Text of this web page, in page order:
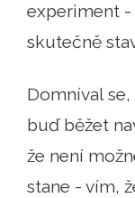
experiment -
skutečně
Domníval
buď běžet
že není
stane - vím,